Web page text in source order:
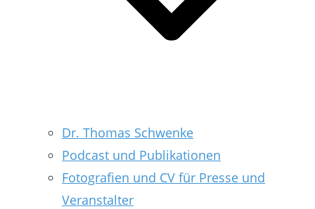
Dr. Thomas Schwenke
Podcast und Publikationen
Fotografien und CV für Presse und
Veranstalter